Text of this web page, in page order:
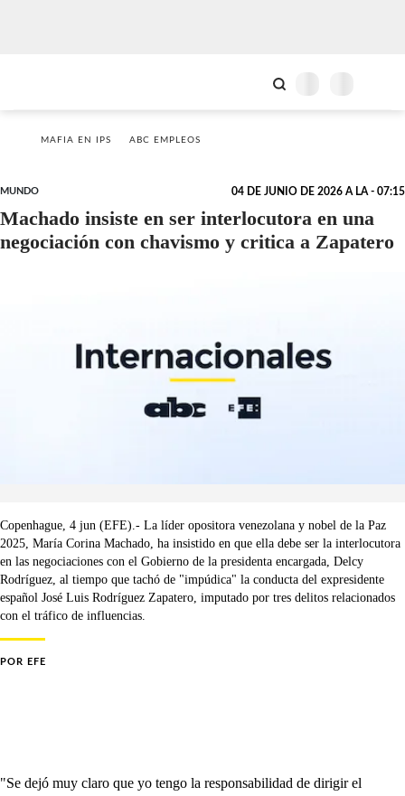
MAFIA EN IPS ABC EMPLEOS
MUNDO 04 DE JUNIO DE 2026 A LA - 07:15
Machado insiste en ser interlocutora en una
negociación con chavismo y critica a Zapatero
Copenhague, 4 jun (EFE).- La líder opositora venezolana y nobel de la Paz
2025, María Corina Machado, ha insistido en que ella debe ser la interlocutora
en las negociaciones con el Gobierno de la presidenta encargada, Delcy
Rodríguez, al tiempo que tachó de "impúdica" la conducta del expresidente
español José Luis Rodríguez Zapatero, imputado por tres delitos relacionados
con el tráfico de influencias.
POR EFE
"Se dejó muy claro que yo tengo la responsabilidad de dirigir el